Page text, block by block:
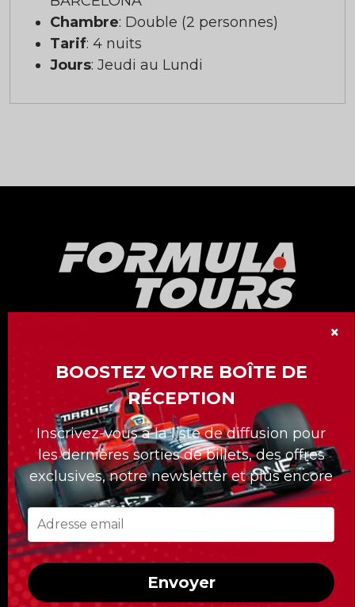
Chambre: Double (2 personnes)
Tarif: 4 nuits
Jours: Jeudi au Lundi
plus de 15 Grand-Prix de Formule 1 à travers
La division Formula Tours compte 30 ans
déjà et nous nous sommes démarqués avec
nos forfaits sur mesures pour nos clients.
Quelle que soit la course à laquelle vous
voulez assister, Formula Tours vous propose
les meilleurs billets disponibles, des hôtels
de première classe, des transferts privés au
circuit et un accès uniquement réservé aux
×
BOOSTEZ VOTRE BOÎTE DE
RÉCEPTION
Inscrivez-vous à la liste de diffusion pour
les dernières sorties de billets, des offres
exclusives, notre newsletter et plus encore
Envoyer